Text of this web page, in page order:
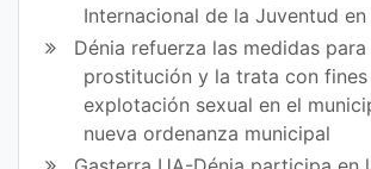
Internacional de la Juventud en
Dénia refuerza las medidas
prostitución y la trata con
explotación sexual en el
nueva ordenanza municipal